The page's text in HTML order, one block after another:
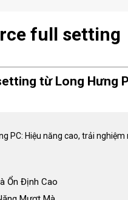
full setting
từ Long Hưng
PC: Hiệu năng cao, trải
Ổn Định Cao